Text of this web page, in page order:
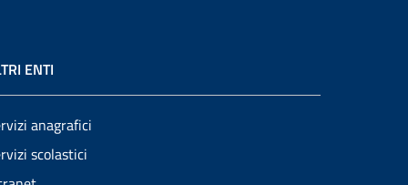
ENTI
anagrafici
scolastici